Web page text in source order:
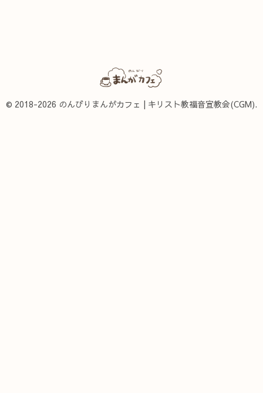
© 2018-2026 のんびりまんがカフェ | キリスト教福音宣教会(CGM).